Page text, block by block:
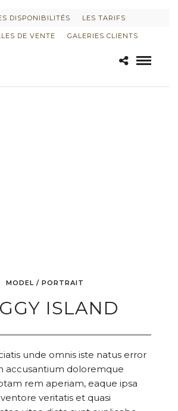
DISPONIBILITÉS LES TARIFS
DE VENTE GALERIES CLIENTS
MODEL / PORTRAIT
ISLAND
unde omnis iste natus error
accusantium doloremque
rem aperiam, eaque ipsa
veritatis et quasi